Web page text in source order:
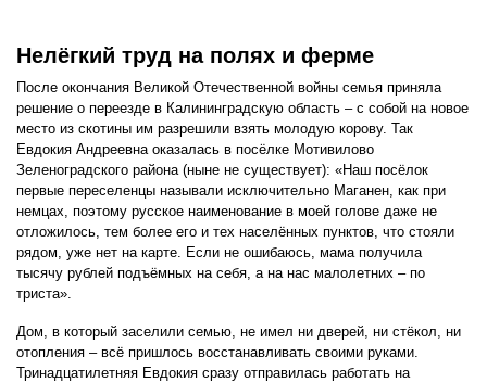
Нелёгкий труд на полях и ферме
После окончания Великой Отечественной войны семья приняла
решение о переезде в Калининградскую область – с собой на новое
место из скотины им разрешили взять молодую корову. Так
Евдокия Андреевна оказалась в посёлке Мотивилово
Зеленоградского района (ныне не существует): «Наш посёлок
первые переселенцы называли исключительно Маганен, как при
немцах, поэтому русское наименование в моей голове даже не
отложилось, тем более его и тех населённых пунктов, что стояли
рядом, уже нет на карте. Если не ошибаюсь, мама получила
тысячу рублей подъёмных на себя, а на нас малолетних – по
триста».
Дом, в который заселили семью, не имел ни дверей, ни стёкол, ни
отопления – всё пришлось восстанавливать своими руками.
Тринадцатилетняя Евдокия сразу отправилась работать на